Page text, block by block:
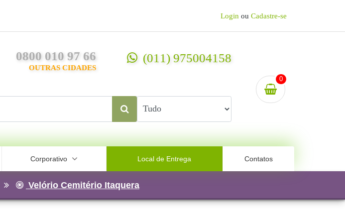
Login ou Cadastre-se
0800 010 97 66
OUTRAS CIDADES
(011) 975004158
0
Corporativo Local de Entrega Contatos
Velório Cemitério Itaquera